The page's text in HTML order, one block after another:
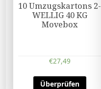
10 Umzugskartons 2-
WELLIG 40 KG
Movebox
€27,49
Überprüfen